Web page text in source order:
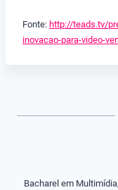
Fonte: http://teads.tv/
inovacao-para-video-
Bacharel em